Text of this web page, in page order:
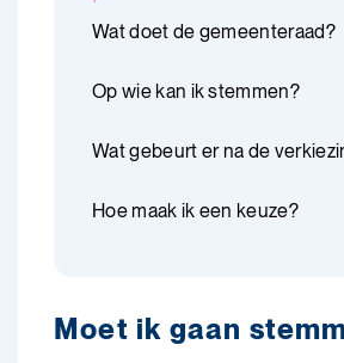
Wat doet de gemeenteraad?
Op wie kan ik stemmen?
Wat gebeurt er na de
Hoe maak ik een keuze?
Moet ik gaan